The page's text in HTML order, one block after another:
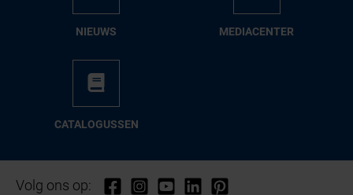
NIEUWS ME­DIA­CEN­TER
CA­TA­LO­GUS­SEN
Volg ons op: